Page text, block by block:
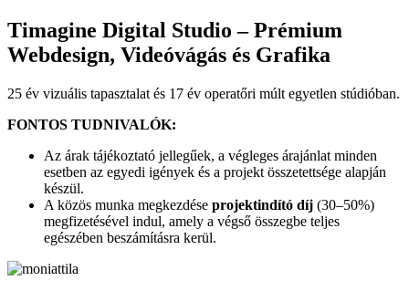
Timagine Digital Studio – Prémium
Webdesign, Videóvágás és Grafika
25 év vizuális tapasztalat és 17 év operatőri múlt egyetlen stúdióban.
FONTOS TUDNIVALÓK:
Az árak tájékoztató jellegűek, a végleges árajánlat minden
esetben az egyedi igények és a projekt összetettsége alapján
készül.
A közös munka megkezdése projektindító díj (30–50%)
megfizetésével indul, amely a végső összegbe teljes
egészében beszámításra kerül.